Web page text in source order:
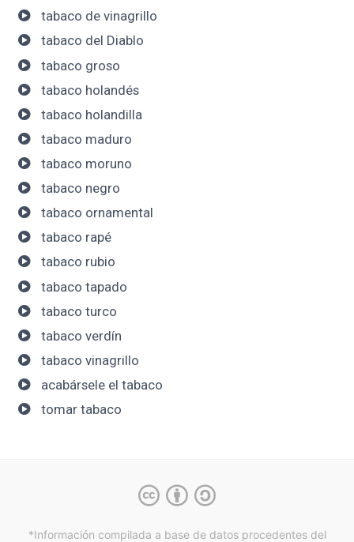
tabaco de vinagrillo
tabaco del Diablo
tabaco groso
tabaco holandés
tabaco holandilla
tabaco maduro
tabaco moruno
tabaco negro
tabaco ornamental
tabaco rapé
tabaco rubio
tabaco tapado
tabaco turco
tabaco verdín
tabaco vinagrillo
acabársele el tabaco
tomar tabaco
*Información compilada a base de datos procedentes del